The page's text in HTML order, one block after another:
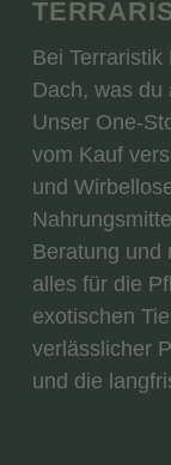
Bei
Dach, was du
Unser One-
vom Kauf
und
Beratung und
alles für die
exotischen
verlässlicher
und die